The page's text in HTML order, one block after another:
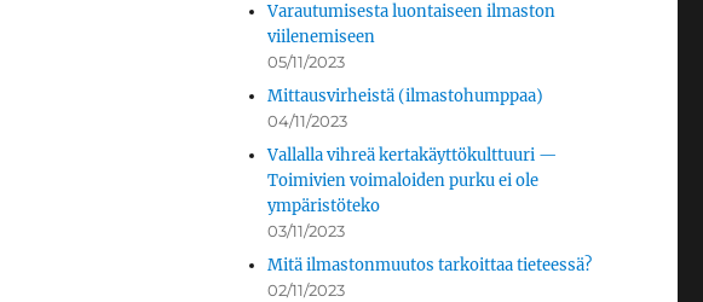
Varautumisesta luontaiseen ilmaston
viilenemiseen
05/11/2023
Mittausvirheistä (ilmastohumppaa)
04/11/2023
Vallalla vihreä kertakäyttökulttuuri —
Toimivien voimaloiden purku ei ole
ympäristöteko
03/11/2023
Mitä ilmastonmuutos tarkoittaa tieteessä?
02/11/2023